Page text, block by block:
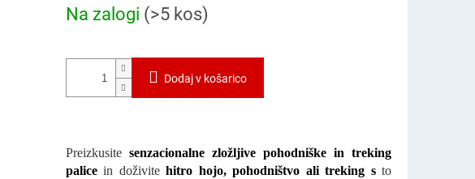
mere:
Na zalogi (>5 kos)
Dodaj v košarico
Preizkusite senzacionalne zložljive pohodniške in treking
palice in doživite hitro hojo, pohodništvo ali treking s to